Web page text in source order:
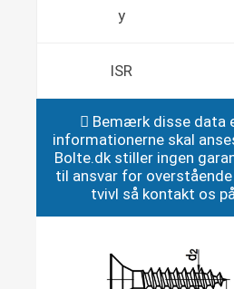
y
ISR
Bemærk disse data
informationerne skal
Bolte.dk stiller ingen
til ansvar for
tvivl så kontakt os